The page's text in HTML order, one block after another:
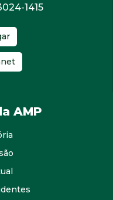
1415
AMP